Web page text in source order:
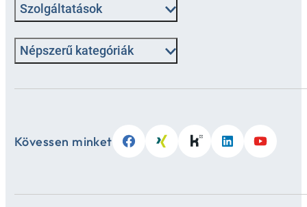
Szolgáltatások
Népszerű kategóriák
Kövessen minket